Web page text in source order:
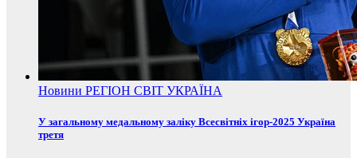
Новини РЕГІОН СВІТ УКРАЇНА
У загальному медальному заліку Всесвітніх ігор-2025 Україна
третя